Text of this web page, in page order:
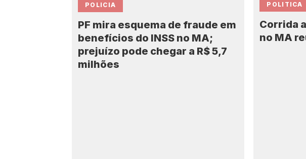
POLICIA
PF mira esquema de fraude em
benefícios do INSS no MA;
prejuízo pode chegar a R$ 5,7
milhões
POLITICA
Corrida
no MA